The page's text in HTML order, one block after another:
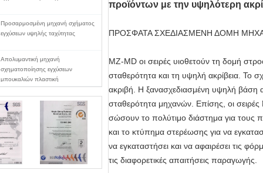
Προσαρμοσμένη μηχανή σχήματος
εγχύσεων υψηλής ταχύτητας
Απολυμαντική μηχανή
σχηματοποίησης εγχύσεων
μπουκαλιών πλαστική
προϊόντων με την υψηλότερη
ΠΡΟΣΦΑΤΑ ΣΧΕΔΙΑΣΜΕΝΗ ΔΟΜΗ
MZ-MD οι σειρές υιοθετούν τη δομή
σταθερότητα και τη υψηλή ακρίβεια. Το
ακριβή. Η ξανασχεδιασμένη υψηλή βάση
σταθερότητα μηχανών. Επίσης, οι
σώσουν το πολύτιμο διάστημα για τους
και το κτύπημα στερέωσης για να
να εγκαταστήσει και να αφαιρέσει τις
τις διαφορετικές απαιτήσεις παραγωγής.